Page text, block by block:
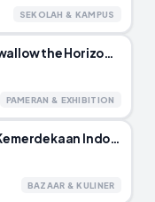
SEKOLAH & KAMPUS
Menelan Cakrawala (Swallow the Horizon) – Museum MACAN
PAMERAN & EXHIBITION
RI Fest Vol. 5 – Festival Kemerdekaan Indonesia
BAZAAR & KULINER